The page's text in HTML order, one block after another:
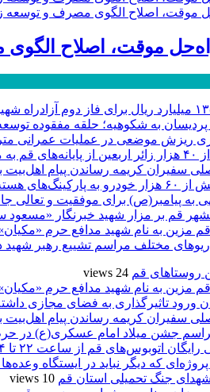
موقت، اصلاح الگوی
پردیسان به شکوهیه؛ حلقه مفقوده
ریزش موضعی در عملیات عمرانی
سفیران کریمه رساندن پیام
در چهار روز اربعینی
قم بر مزار شهید خبرنگار
مزین به نام شهید مدافع حرم
مختلف مراسم تشییع رهبر شهید
روستاهای قم 24 views
مزین به نام شهید مدافع حرم
ورود تاثیرگذاری به فضای مجازی
سفیران کریمه رساندن پیام
جشن میلاد امام عسکری(ع) در
اتوبوس‌های قم از ساعت ۲۲ تا ۲۴
که دیگر نباید در ایستگاه
شهدای جنگ تحمیلی استان قم 10 views